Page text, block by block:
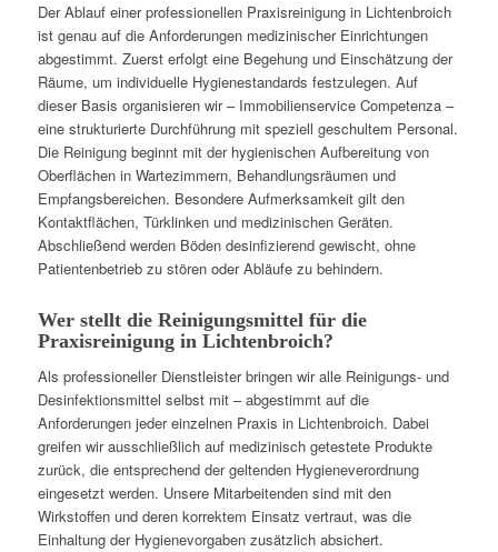
Der Ablauf einer professionellen Praxisreinigung in Lichtenbroich
ist genau auf die Anforderungen medizinischer Einrichtungen
abgestimmt. Zuerst erfolgt eine Begehung und Einschätzung der
Räume, um individuelle Hygienestandards festzulegen. Auf
dieser Basis organisieren wir – Immobilienservice Competenza –
eine strukturierte Durchführung mit speziell geschultem Personal.
Die Reinigung beginnt mit der hygienischen Aufbereitung von
Oberflächen in Wartezimmern, Behandlungsräumen und
Empfangsbereichen. Besondere Aufmerksamkeit gilt den
Kontaktflächen, Türklinken und medizinischen Geräten.
Abschließend werden Böden desinfizierend gewischt, ohne
Patientenbetrieb zu stören oder Abläufe zu behindern.
Wer stellt die Reinigungsmittel für die
Praxisreinigung in Lichtenbroich?
Als professioneller Dienstleister bringen wir alle Reinigungs- und
Desinfektionsmittel selbst mit – abgestimmt auf die
Anforderungen jeder einzelnen Praxis in Lichtenbroich. Dabei
greifen wir ausschließlich auf medizinisch getestete Produkte
zurück, die entsprechend der geltenden Hygieneverordnung
eingesetzt werden. Unsere Mitarbeitenden sind mit den
Wirkstoffen und deren korrektem Einsatz vertraut, was die
Einhaltung der Hygienevorgaben zusätzlich absichert.